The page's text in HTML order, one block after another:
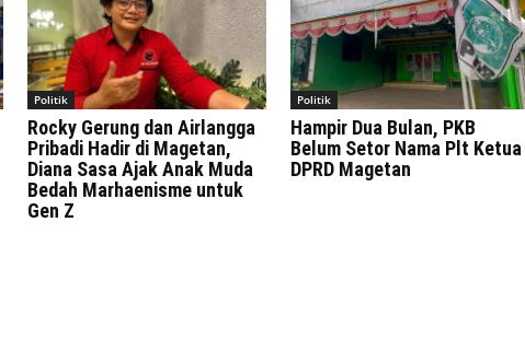
Politik
Rocky Gerung dan Airlangga
Pribadi Hadir di Magetan,
Diana Sasa Ajak Anak Muda
Bedah Marhaenisme untuk
Gen Z
Politik
Hampir Dua Bulan, PKB
Belum Setor Nama Plt Ketua
DPRD Magetan